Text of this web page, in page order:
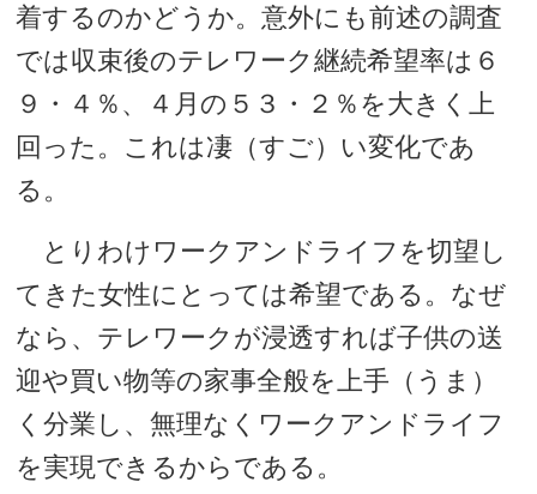
着するのかどうか。意外にも前述の調査
では収束後のテレワーク継続希望率は６
９・４％、４月の５３・２％を大きく上
回った。これは凄（すご）い変化であ
る。
とりわけワークアンドライフを切望し
てきた女性にとっては希望である。なぜ
なら、テレワークが浸透すれば子供の送
迎や買い物等の家事全般を上手（うま）
く分業し、無理なくワークアンドライフ
を実現できるからである。